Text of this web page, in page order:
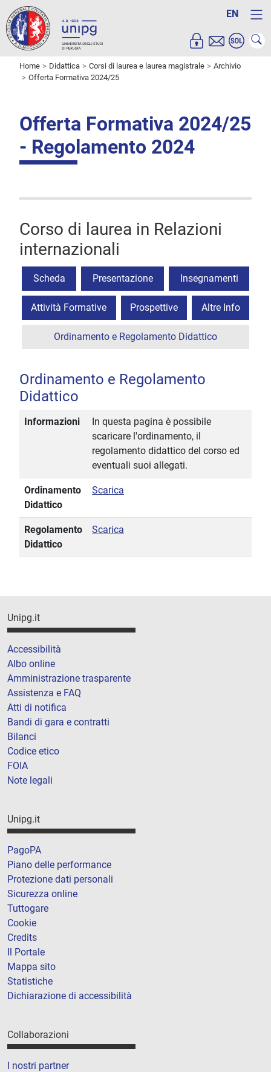
EN
Home Didattica Corsi di laurea e laurea magistrale
Archivio
Offerta Formativa 2024/25
Offerta Formativa 2024/25
- Regolamento 2024
Corso di laurea in Relazioni
internazionali
Scheda Presentazione Insegnamenti
Attività Formative Prospettive Altre Info
Ordinamento e Regolamento Didattico
Ordinamento e Regolamento
Didattico
Informazioni
In questa pagina è possibile
scaricare l'ordinamento, il
regolamento didattico del corso ed
eventuali suoi allegati.
Ordinamento
Didattico
Scarica
Regolamento
Didattico
Scarica
Unipg.it
Accessibilità
Albo online
Amministrazione trasparente
Assistenza e FAQ
Atti di notifica
Bandi di gara e contratti
Bilanci
Codice etico
FOIA
Note legali
Unipg.it
PagoPA
Piano delle performance
Protezione dati personali
Sicurezza online
Tuttogare
Cookie
Credits
Il Portale
Mappa sito
Statistiche
Dichiarazione di accessibilità
Collaborazioni
I nostri partner